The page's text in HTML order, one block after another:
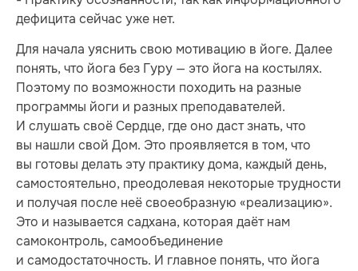
дефицита сейчас уже нет.
Для начала уяснить свою мотивацию в йоге. Далее
понять, что йога без Гуру — это йога на костылях.
Поэтому по возможности походить на разные
программы йоги и разных преподавателей.
И слушать своё Сердце, где оно даст знать, что
вы нашли свой Дом. Это проявляется в том, что
вы готовы делать эту практику дома, каждый день,
самостоятельно, преодолевая некоторые трудности
и получая после неё своеобразную «реализацию».
Это и называется садхана, которая даёт нам
самоконтроль, самообъединение
и самодостаточность. И главное понять, что йога